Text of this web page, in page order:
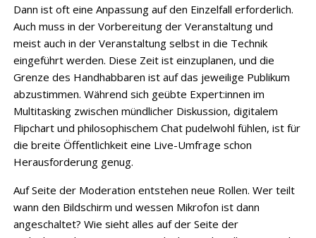
Dann ist oft eine Anpassung auf den Einzelfall erforderlich.
Auch muss in der Vorbereitung der Veranstaltung und
meist auch in der Veranstaltung selbst in die Technik
eingeführt werden. Diese Zeit ist einzuplanen, und die
Grenze des Handhabbaren ist auf das jeweilige Publikum
abzustimmen. Während sich geübte Expert:innen im
Multitasking zwischen mündlicher Diskussion, digitalem
Flipchart und philosophischem Chat pudelwohl fühlen, ist für
die breite Öffentlichkeit eine Live-Umfrage schon
Herausforderung genug.
Auf Seite der Moderation entstehen neue Rollen. Wer teilt
wann den Bildschirm und wessen Mikrofon ist dann
angeschaltet? Wie sieht alles auf der Seite der